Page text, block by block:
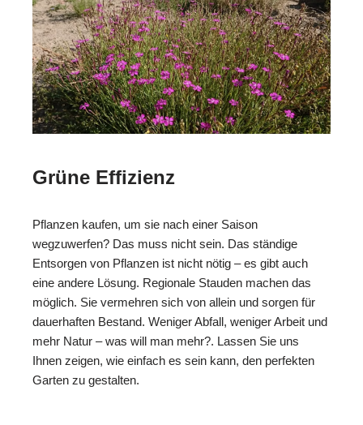
Grüne Effizienz
Pflanzen kaufen, um sie nach einer Saison
wegzuwerfen? Das muss nicht sein. Das ständige
Entsorgen von Pflanzen ist nicht nötig – es gibt auch
eine andere Lösung. Regionale Stauden machen das
möglich. Sie vermehren sich von allein und sorgen für
dauerhaften Bestand. Weniger Abfall, weniger Arbeit und
mehr Natur – was will man mehr?. Lassen Sie uns
Ihnen zeigen, wie einfach es sein kann, den perfekten
Garten zu gestalten.